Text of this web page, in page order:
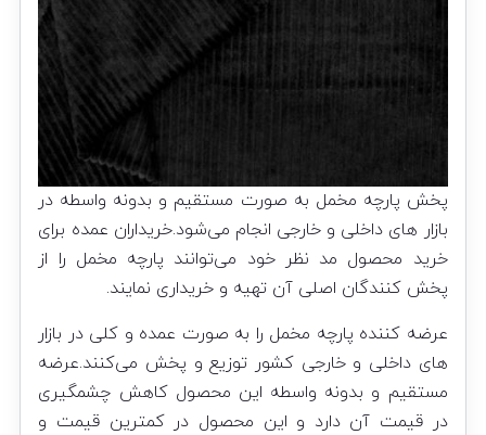
پخش پارچه مخمل به صورت مستقیم و بدونه واسطه در
بازار های داخلی و خارجی انجام می‌شود.خریداران عمده برای
خرید محصول مد نظر خود می‌توانند پارچه مخمل را از
پخش کنندگان اصلی آن تهیه و خریداری نمایند.
عرضه کننده پارچه مخمل را به صورت عمده و کلی در بازار
های داخلی و خارجی کشور توزیع و پخش می‌کنند.عرضه
مستقیم و بدونه واسطه این محصول کاهش چشمگیری
در قیمت آن دارد و این محصول در کمترین قیمت و